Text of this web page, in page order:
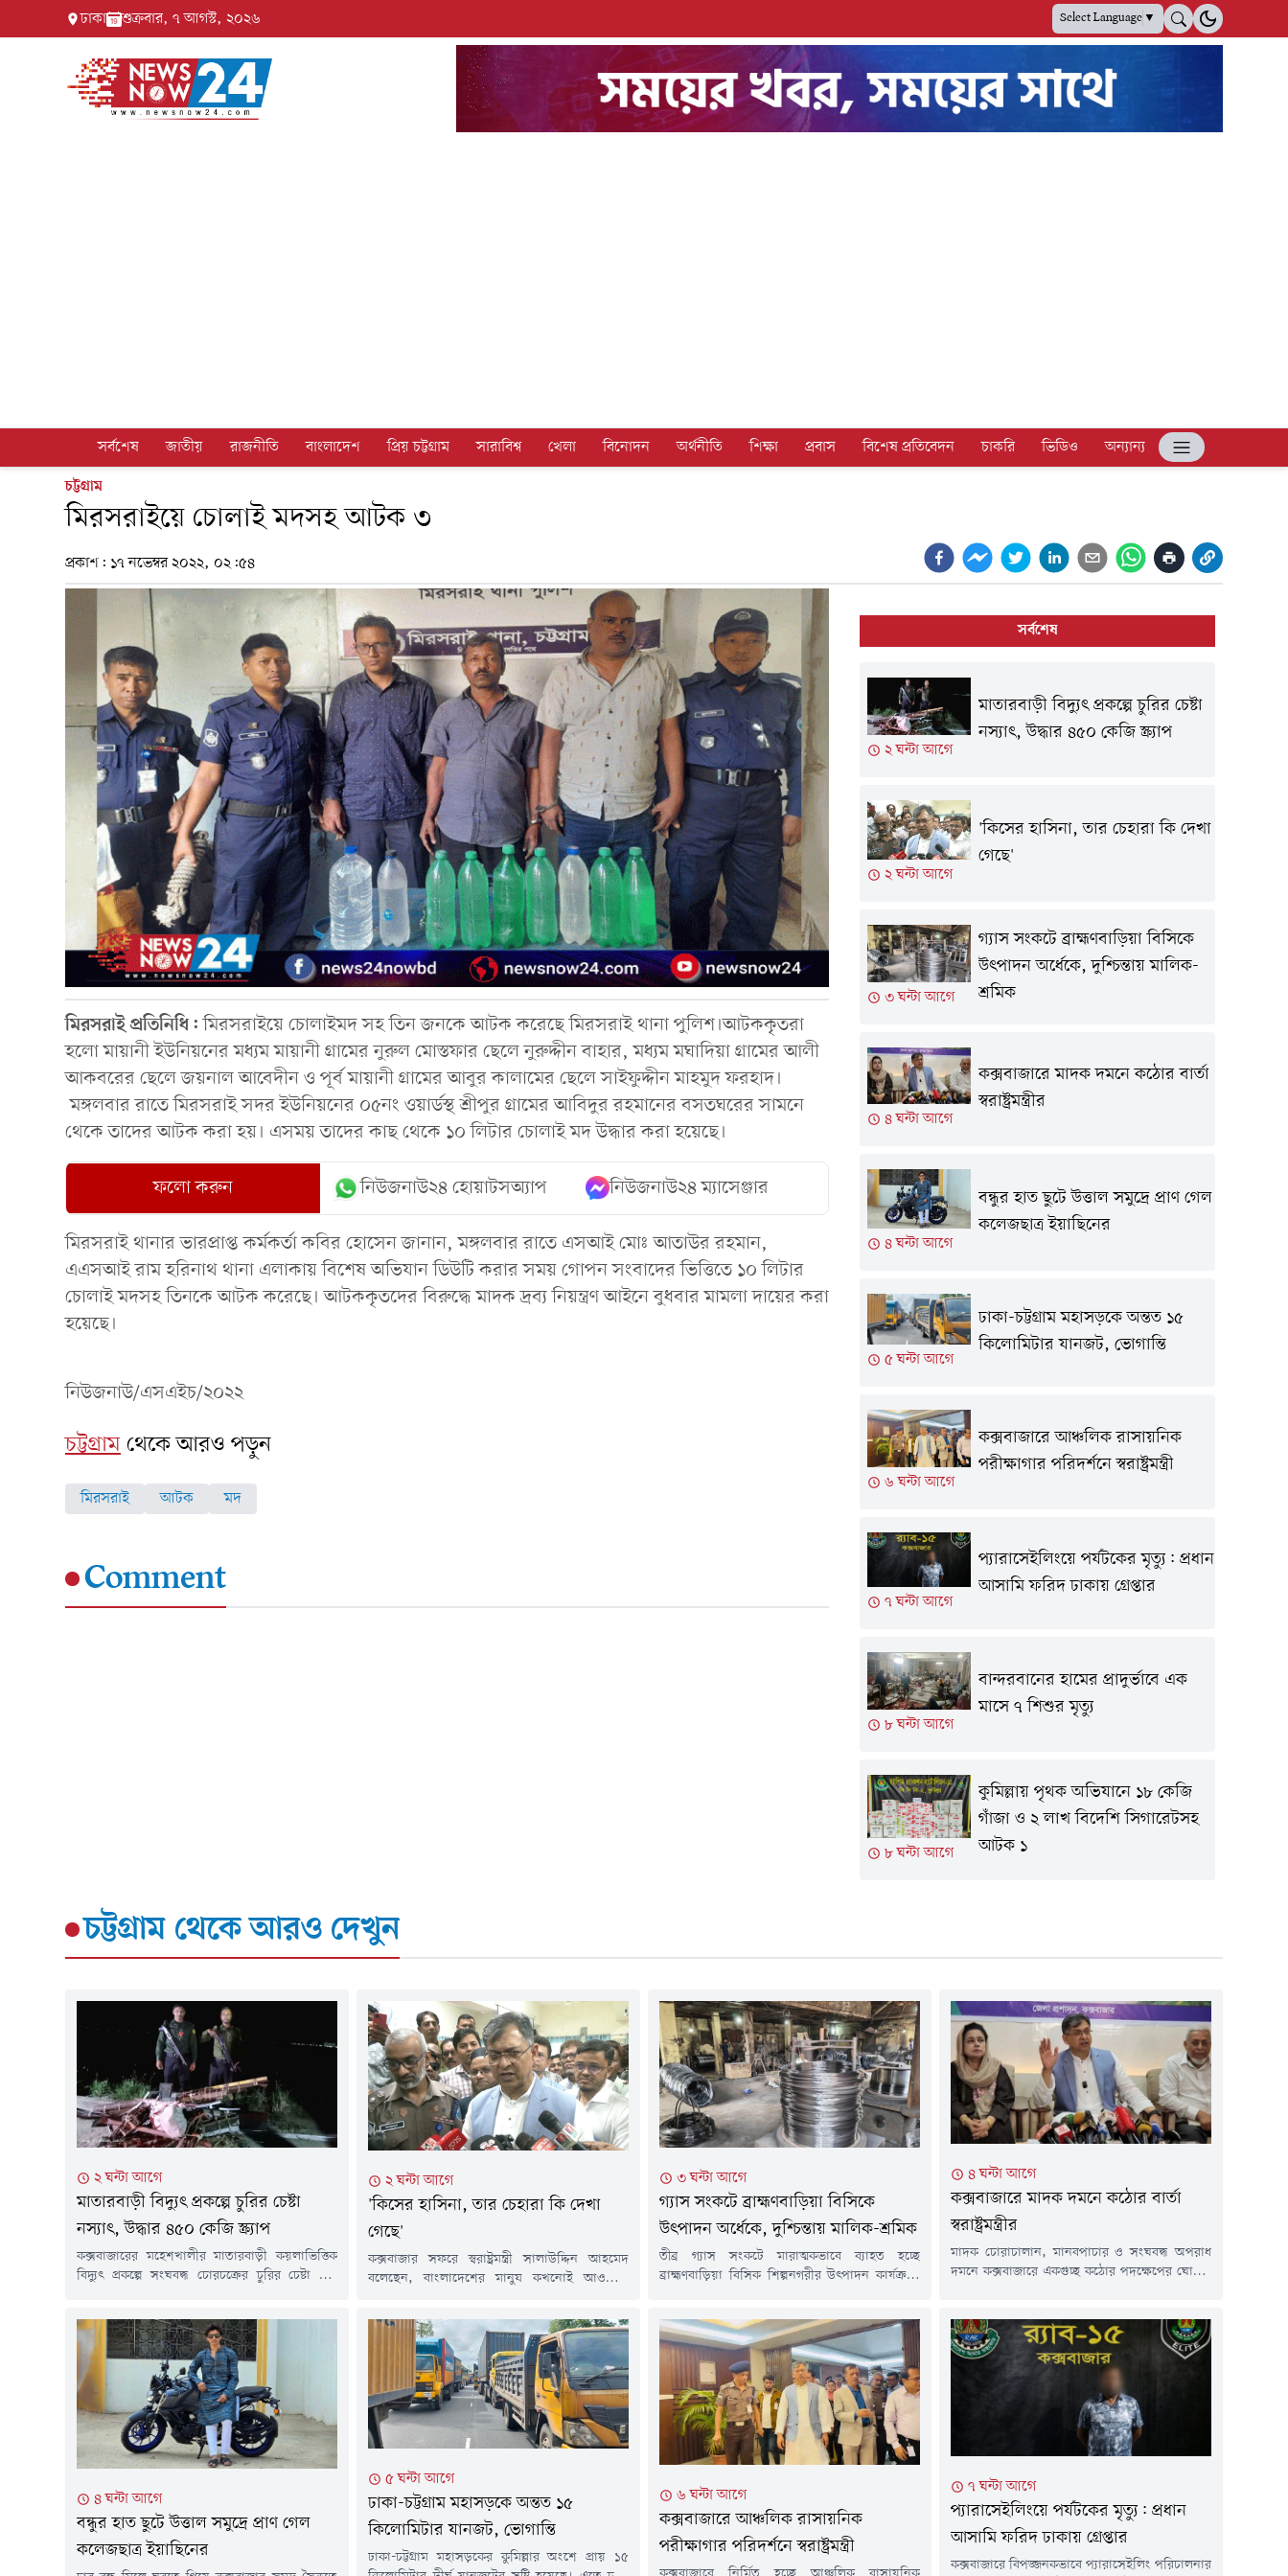
ঢাকা শুক্রবার, ৭ আগস্ট, ২০২৬ Select Language▼
সর্বশেষ জাতীয় রাজনীতি বাংলাদেশ প্রিয় চট্টগ্রাম সারাবিশ্ব খেলা বিনোদন অর্থনীতি শিক্ষা প্রবাস বিশেষ প্রতিবেদন চাকরি ভিডিও
অন্যান্য
চট্টগ্রাম
মিরসরাইয়ে চোলাই মদসহ আটক ৩
প্রকাশ: ১৭ নভেম্বর ২০২২, ০২:৫৪
মিরসরাই প্রতিনিধি:মিরসরাইয়ে চোলাইমদ সহ তিন জনকে আটক করেছে মিরসরাই থানা পুলিশ।আটককৃতরা
হলো মায়ানী ইউনিয়নের মধ্যম মায়ানী গ্রামের নুরুল মোস্তফার ছেলে নুরুদ্দীন বাহার, মধ্যম মঘাদিয়া গ্রামের আলী
আকবরের ছেলে জয়নাল আবেদীন ও পূর্ব মায়ানী গ্রামের আবুর কালামের ছেলে সাইফুদ্দীন মাহমুদ ফরহাদ।
মঙ্গলবার রাতে মিরসরাই সদর ইউনিয়নের ০৫নং ওয়ার্ডস্থ শ্রীপুর গ্রামের আবিদুর রহমানের বসতঘরের সামনে
থেকে তাদের আটক করা হয়। এসময় তাদের কাছ থেকে ১০ লিটার চোলাই মদ উদ্ধার করা হয়েছে।
ফলো করুন নিউজনাউ২৪ হোয়াটসঅ্যাপ নিউজনাউ২৪ ম্যাসেঞ্জার
মিরসরাই থানার ভারপ্রাপ্ত কর্মকর্তা কবির হোসেন জানান, মঙ্গলবার রাতে এসআই মোঃ আতাউর রহমান,
এএসআই রাম হরিনাথ থানা এলাকায় বিশেষ অভিযান ডিউটি করার সময় গোপন সংবাদের ভিত্তিতে ১০ লিটার
চোলাই মদসহ তিনকে আটক করেছে। আটককৃতদের বিরুদ্ধে মাদক দ্রব্য নিয়ন্ত্রণ আইনে বুধবার মামলা দায়ের করা
হয়েছে।
নিউজনাউ/এসএইচ/২০২২
চট্টগ্রামথেকে আরও পড়ুন
মিরসরাই আটক মদ
Comment
সর্বশেষ
২ ঘন্টা আগে
মাতারবাড়ী বিদ্যুৎ প্রকল্পে চুরির চেষ্টা
নস্যাৎ, উদ্ধার ৪৫০ কেজি স্ক্র্যাপ
২ ঘন্টা আগে
'কিসের হাসিনা, তার চেহারা কি দেখা
গেছে'
৩ ঘন্টা আগে
গ্যাস সংকটে ব্রাহ্মণবাড়িয়া বিসিকে
উৎপাদন অর্ধেকে, দুশ্চিন্তায় মালিক-
শ্রমিক
৪ ঘন্টা আগে
কক্সবাজারে মাদক দমনে কঠোর বার্তা
স্বরাষ্ট্রমন্ত্রীর
৪ ঘন্টা আগে
বন্ধুর হাত ছুটে উত্তাল সমুদ্রে প্রাণ গেল
কলেজছাত্র ইয়াছিনের
৫ ঘন্টা আগে
ঢাকা-চট্টগ্রাম মহাসড়কে অন্তত ১৫
কিলোমিটার যানজট, ভোগান্তি
৬ ঘন্টা আগে
কক্সবাজারে আঞ্চলিক রাসায়নিক
পরীক্ষাগার পরিদর্শনে স্বরাষ্ট্রমন্ত্রী
৭ ঘন্টা আগে
প্যারাসেইলিংয়ে পর্যটকের মৃত্যু: প্রধান
আসামি ফরিদ ঢাকায় গ্রেপ্তার
৮ ঘন্টা আগে
বান্দরবানের হামের প্রাদুর্ভাবে এক
মাসে ৭ শিশুর মৃত্যু
৮ ঘন্টা আগে
কুমিল্লায় পৃথক অভিযানে ১৮ কেজি
গাঁজা ও ২ লাখ বিদেশি সিগারেটসহ
আটক ১
চট্টগ্রাম থেকে আরও দেখুন
২ ঘন্টা আগে
মাতারবাড়ী বিদ্যুৎ প্রকল্পে চুরির চেষ্টা
নস্যাৎ, উদ্ধার ৪৫০ কেজি স্ক্র্যাপ
কক্সবাজারের মহেশখালীর মাতারবাড়ী কয়লাভিত্তিক
বিদ্যুৎ প্রকল্পে সংঘবদ্ধ চোরচক্রের চুরির চেষ্টা ব্যর্থ
করা হয়েছে, যা পরবর্তীতে প্রকল্প কর্তৃপক্ষের কাছে
হস্তান্তর করা হয়।শুক্রবার আনসার বাহিনীর পাঠানো
সংবাদ বিজ্ঞপ্তিতে জানানো হয়, বৃহস্পতিবার দিবাগত
রাত প্রায় ২টার দিকে সিপিজিসিবিএলের...
২ ঘন্টা আগে
'কিসের হাসিনা, তার চেহারা কি দেখা
গেছে'
কক্সবাজার সফরে স্বরাষ্ট্রমন্ত্রী সালাউদ্দিন আহমেদ
বলেছেন, বাংলাদেশের মানুষ কখনোই আওয়ামী
কক্সবাজার মেডিকেল কলেজ হাসপাতালের ৫০০
শয্যার নতুন ভবনের ভিত্তিপ্রস্তর স্থাপন শেষে
সাংবাদিকদের সঙ্গে আলাপকালে তিনি এ কথা বলেন।
স্বরাষ্ট্রমন্ত্রী বলেন, 'কিসের হাসিনা, কোথায় বক্তব্য
দিয়েছে, তার চেহারা কি দেখা গেছে?মাঝেমধ্যে শুধু
আওয়াজ-টাওয়াজ শোনা...
৩ ঘন্টা আগে
গ্যাস সংকটে ব্রাহ্মণবাড়িয়া বিসিকে
উৎপাদন অর্ধেকে, দুশ্চিন্তায় মালিক-শ্রমিক
তীব্র গ্যাস সংকটে মারাত্মকভাবে ব্যাহত হচ্ছে
ব্রাহ্মণবাড়িয়া বিসিক শিল্পনগরীর উৎপাদন কার্যক্রম।
গেছে। এতে একদিকে যেমন শিল্পমালিকরা বড় ধরনের
আর্থিক ক্ষতির মুখে পড়েছেন, অন্যদিকে কাজ ও আয়
কমে অনিশ্চয়তায় পড়েছেন দৈনিক মজুরিভিত্তিক
হাজারো শ্রমিক-কর্মচারী।বাখরাবাদ গ্যাস ডিস্ট্রিবিউশন
কোম্পানি লিমিটেড...
৪ ঘন্টা আগে
কক্সবাজারে মাদক দমনে কঠোর বার্তা
স্বরাষ্ট্রমন্ত্রীর
মাদক চোরাচালান, মানবপাচার ও সংঘবদ্ধ অপরাধ
দমনে কক্সবাজারে একগুচ্ছ কঠোর পদক্ষেপের ঘোষণা
প্রণয়ন, যৌথ বাহিনীর বিশেষ অভিযান, উখিয়া-
টেকনাফের দুর্গম পাহাড়ি এলাকায় সেনাবাহিনীর দুটি
ক্যাম্প স্থাপনের উদ্যোগ এবং জল ও স্থলপথে
নজরদারি জোরদার।বৃহস্পতিবার (৬ আগস্ট) রাতে
কক্সবাজার শহরের হিলডাউন...
৪ ঘন্টা আগে
বন্ধুর হাত ছুটে উত্তাল সমুদ্রে প্রাণ গেল
কলেজছাত্র ইয়াছিনের
৫ ঘন্টা আগে
ঢাকা-চট্টগ্রাম মহাসড়কে অন্তত ১৫
কিলোমিটার যানজট, ভোগান্তি
ঢাকা-চট্টগ্রাম মহাসড়কের কুমিল্লার অংশে প্রায় ১৫
৬ ঘন্টা আগে
কক্সবাজারে আঞ্চলিক রাসায়নিক
পরীক্ষাগার পরিদর্শনে স্বরাষ্ট্রমন্ত্রী
৭ ঘন্টা আগে
প্যারাসেইলিংয়ে পর্যটকের মৃত্যু: প্রধান
আসামি ফরিদ ঢাকায় গ্রেপ্তার
কক্সবাজারে বিপজ্জনকভাবে প্যারাসেইলিং পরিচালনার